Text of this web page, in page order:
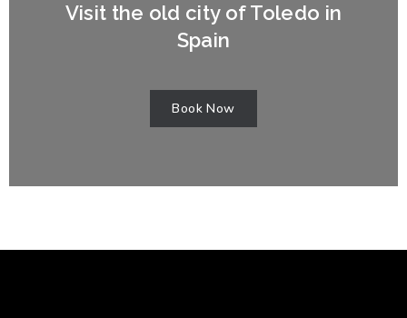
Visit the old city of Toledo in
Spain
Book Now